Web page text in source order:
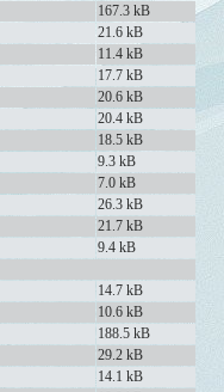
167.3 kB
21.6 kB
11.4 kB
17.7 kB
20.6 kB
20.4 kB
18.5 kB
9.3 kB
7.0 kB
26.3 kB
21.7 kB
9.4 kB
14.7 kB
10.6 kB
188.5 kB
29.2 kB
14.1 kB